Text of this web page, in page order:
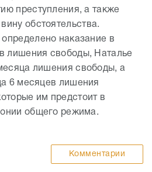
преступления, а также
обстоятельства.
наказание в
лишения свободы, Наталье
лишения свободы, а
6 месяцев лишения
им предстоит в
общего режима.
Комментарии